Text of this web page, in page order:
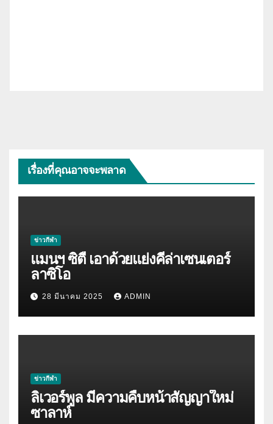
เรื่องที่คุณอาจจะพลาด
ข่าวกีฬา
แมนฯ ซิตี้ เอาด้วยแย่งคีล่าเซนเตอร์
ลาซิโอ
28 มีนาคม 2025 ADMIN
ข่าวกีฬา
ลิเวอร์พูล มีความคืบหน้าสัญญาใหม่
ซาลาห์